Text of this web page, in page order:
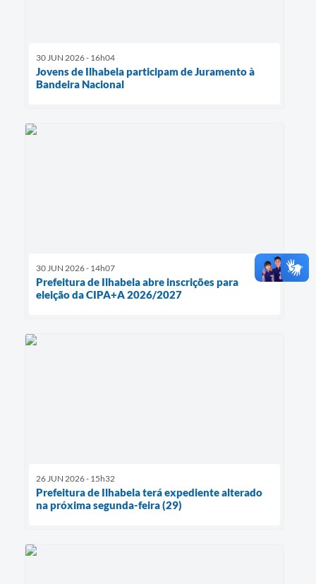
30 JUN 2026 - 16h04
Jovens de Ilhabela participam de Juramento à
Bandeira Nacional
30 JUN 2026 - 14h07
Prefeitura de Ilhabela abre inscrições para
eleição da CIPA+A 2026/2027
26 JUN 2026 - 15h32
Prefeitura de Ilhabela terá expediente alterado
na próxima segunda-feira (29)